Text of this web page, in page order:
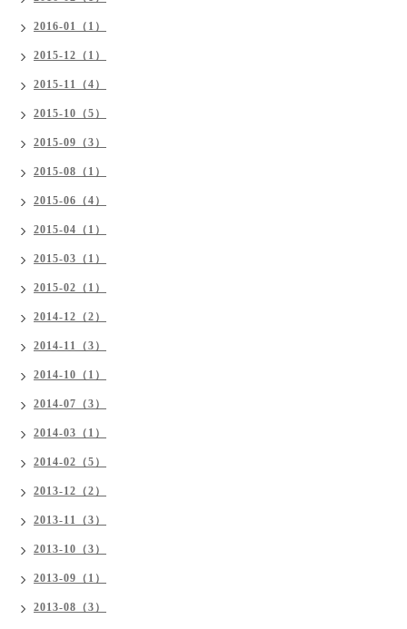
2016-01（1）
2015-12（1）
2015-11（4）
2015-10（5）
2015-09（3）
2015-08（1）
2015-06（4）
2015-04（1）
2015-03（1）
2015-02（1）
2014-12（2）
2014-11（3）
2014-10（1）
2014-07（3）
2014-03（1）
2014-02（5）
2013-12（2）
2013-11（3）
2013-10（3）
2013-09（1）
2013-08（3）